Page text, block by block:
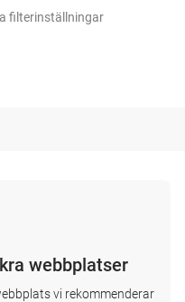
filterinställningar
webbplatser
vi rekommenderar